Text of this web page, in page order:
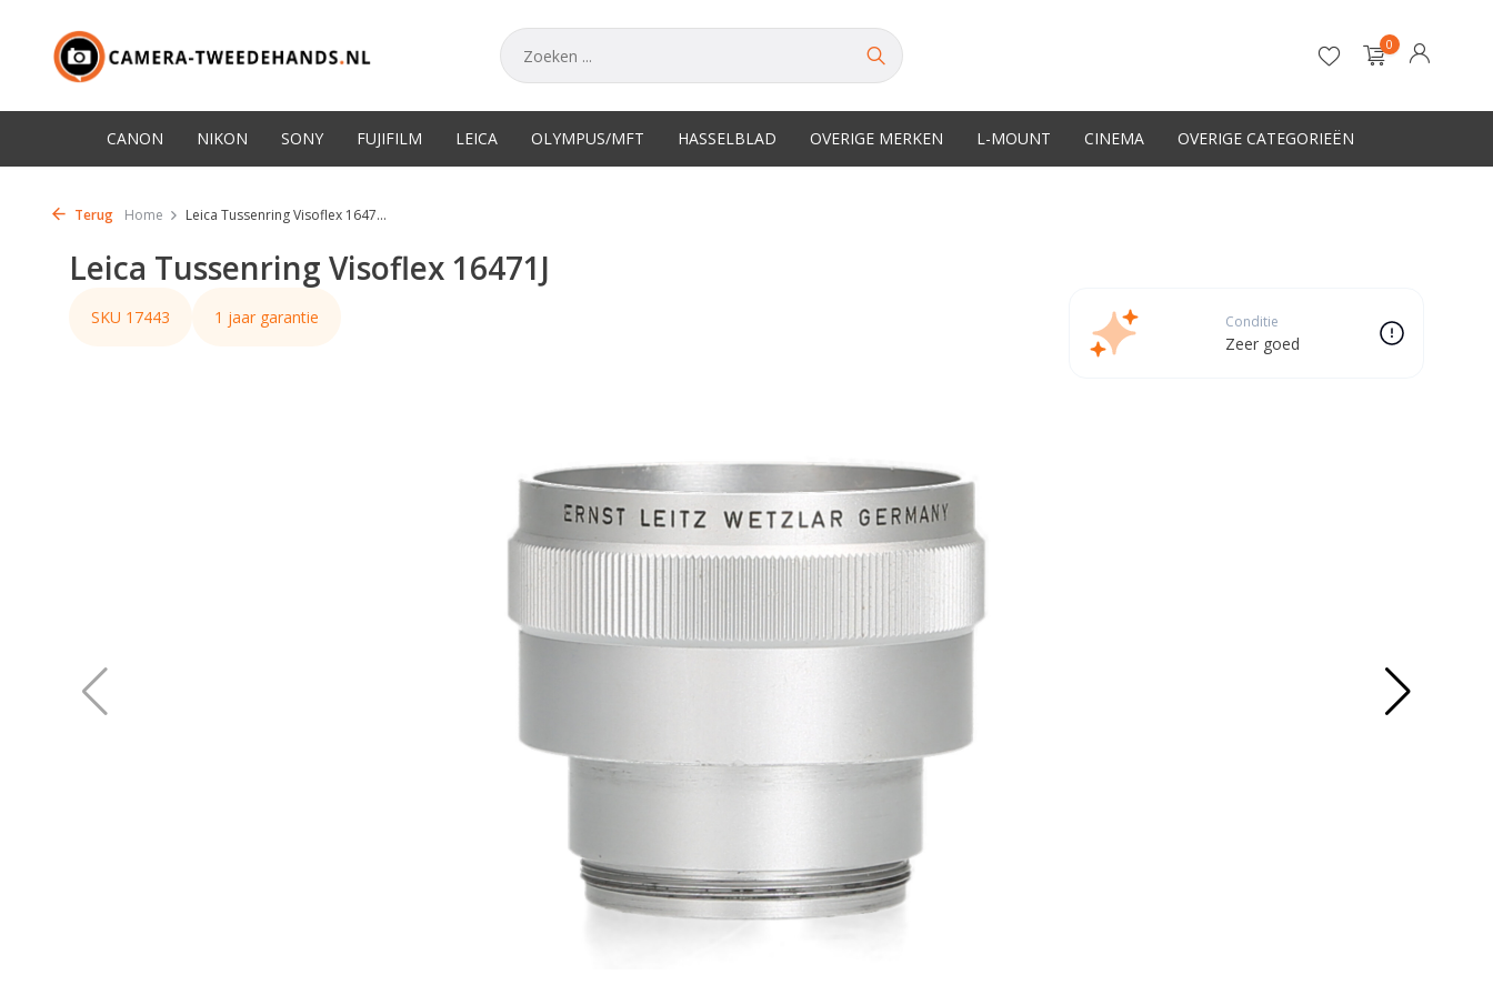
0
CANON NIKON SONY FUJIFILM LEICA OLYMPUS/MFT HASSELBLAD OVERIGE MERKEN L-MOUNT CINEMA OVERIGE CATEGORIEËN
Terug Home Leica Tussenring Visoflex 1647...
Leica Tussenring Visoflex 16471J
SKU 17443 1 jaar garantie Conditie
Zeer goed